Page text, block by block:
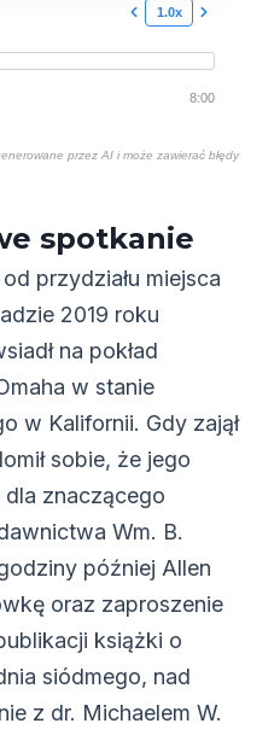
1.0x
8:00
przez AI i może zawierać błędy
spotkanie
przydziału miejsca
2019 roku
na pokład
w stanie
w Kalifornii. Gdy zajął
sobie, że jego
dla znaczącego
Wm. B.
później Allen
oraz zaproszenie
książki o
siódmego, nad
z dr. Michaelem W.